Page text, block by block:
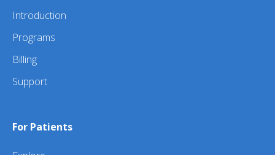
Introduction
Programs
Billing
Support
For Patients